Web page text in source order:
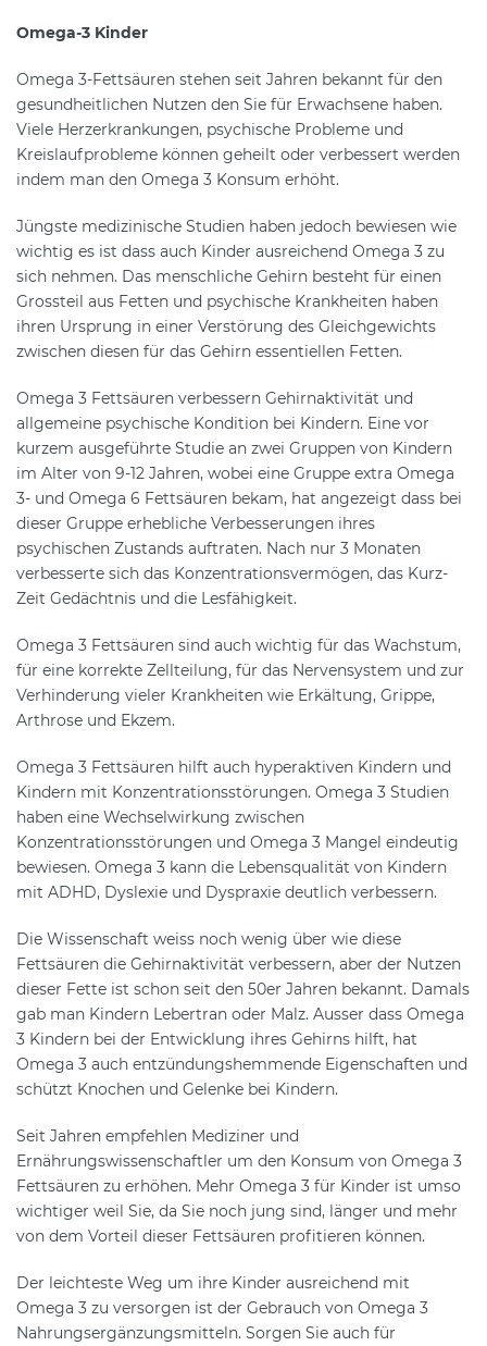
Omega-3 Kinder
Omega 3-Fettsäuren stehen seit Jahren bekannt für den
gesundheitlichen Nutzen den Sie für Erwachsene haben.
Viele Herzerkrankungen, psychische Probleme und
Kreislaufprobleme können geheilt oder verbessert werden
indem man den Omega 3 Konsum erhöht.
Jüngste medizinische Studien haben jedoch bewiesen wie
wichtig es ist dass auch Kinder ausreichend Omega 3 zu
sich nehmen. Das menschliche Gehirn besteht für einen
Grossteil aus Fetten und psychische Krankheiten haben
ihren Ursprung in einer Verstörung des Gleichgewichts
zwischen diesen für das Gehirn essentiellen Fetten.
Omega 3 Fettsäuren verbessern Gehirnaktivität und
allgemeine psychische Kondition bei Kindern. Eine vor
kurzem ausgeführte Studie an zwei Gruppen von Kindern
im Alter von 9-12 Jahren, wobei eine Gruppe extra Omega
3- und Omega 6 Fettsäuren bekam, hat angezeigt dass bei
dieser Gruppe erhebliche Verbesserungen ihres
psychischen Zustands auftraten. Nach nur 3 Monaten
verbesserte sich das Konzentrationsvermögen, das Kurz-
Zeit Gedächtnis und die Lesfähigkeit.
Omega 3 Fettsäuren sind auch wichtig für das Wachstum,
für eine korrekte Zellteilung, für das Nervensystem und zur
Verhinderung vieler Krankheiten wie Erkältung, Grippe,
Arthrose und Ekzem.
Omega 3 Fettsäuren hilft auch hyperaktiven Kindern und
Kindern mit Konzentrationsstörungen. Omega 3 Studien
haben eine Wechselwirkung zwischen
Konzentrationsstörungen und Omega 3 Mangel eindeutig
bewiesen. Omega 3 kann die Lebensqualität von Kindern
mit ADHD, Dyslexie und Dyspraxie deutlich verbessern.
Die Wissenschaft weiss noch wenig über wie diese
Fettsäuren die Gehirnaktivität verbessern, aber der Nutzen
dieser Fette ist schon seit den 50er Jahren bekannt. Damals
gab man Kindern Lebertran oder Malz. Ausser dass Omega
3 Kindern bei der Entwicklung ihres Gehirns hilft, hat
Omega 3 auch entzündungshemmende Eigenschaften und
schützt Knochen und Gelenke bei Kindern.
Seit Jahren empfehlen Mediziner und
Ernährungswissenschaftler um den Konsum von Omega 3
Fettsäuren zu erhöhen. Mehr Omega 3 für Kinder ist umso
wichtiger weil Sie, da Sie noch jung sind, länger und mehr
von dem Vorteil dieser Fettsäuren profitieren können.
Der leichteste Weg um ihre Kinder ausreichend mit
Omega 3 zu versorgen ist der Gebrauch von Omega 3
Nahrungsergänzungsmitteln. Sorgen Sie auch für